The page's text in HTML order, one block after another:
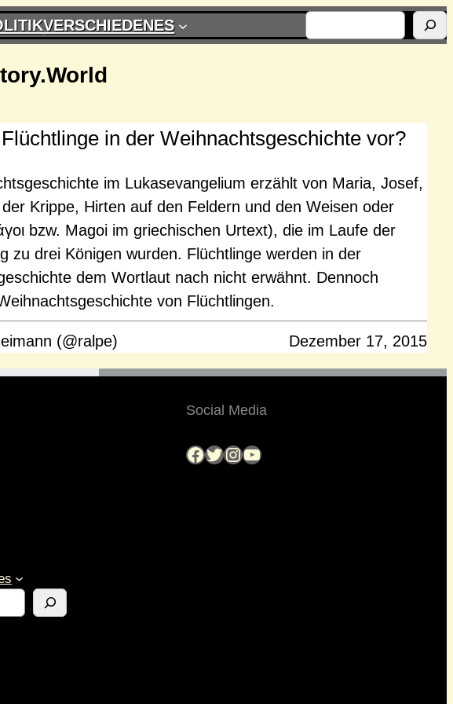
VERSCHIEDENES
in der Weihnachtsgeschichte vor?
im Lukasevangelium erzählt von Maria, Josef,
Krippe, Hirten auf den Feldern und den Weisen oder
bzw. Magoi im griechischen Urtext), die im Laufe der
zu drei Königen wurden. Flüchtlinge werden in der
dem Wortlaut nach nicht erwähnt. Dennoch
von Flüchtlingen.
(@ralpe) Dezember 17, 2015
Social Media
Facebook Twitter InstagramYouTube